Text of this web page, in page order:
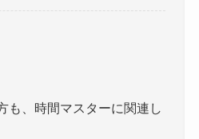
も、時間マスターに関連し